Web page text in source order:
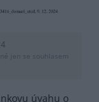
jen se souhlasem
úvahu o